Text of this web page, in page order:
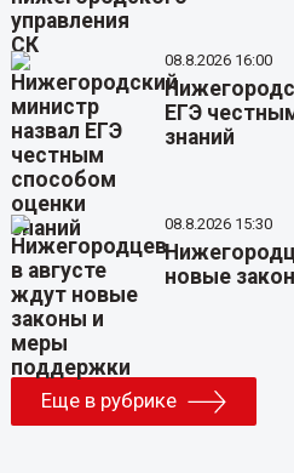
08.8.2026 16:00
ЕГЭ
знаний
08.8.2026 15:30
новые
Еще в рубрике